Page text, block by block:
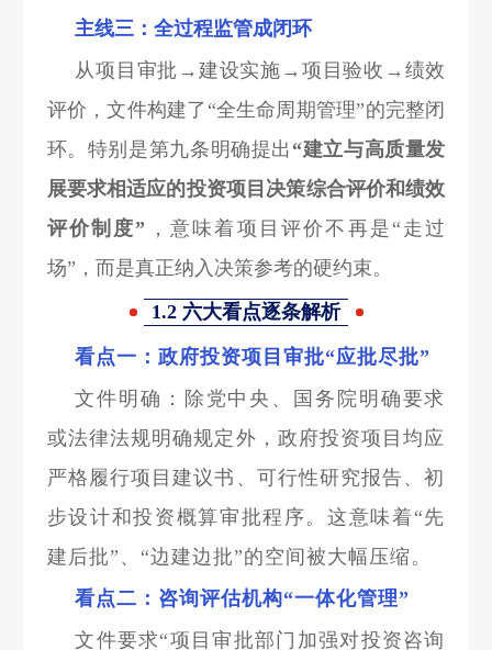
主线三：全过程监管成闭环
从项目审批→建设实施→项目验收→绩效
评价，文件构建了“全生命周期管理”的完整闭
环。特别是第九条明确提出 “建立与高质量发
展要求相适应的投资项目决策综合评价和绩效
评价制度” ，意味着项目评价不再是“走过
场”，而是真正纳入决策参考的硬约束。
1.2 六大看点逐条解析
看点一：政府投资项目审批“应批尽批”
文件明确：除党中央、国务院明确要求
或法律法规明确规定外，政府投资项目均应
严格履行项目建议书、可行性研究报告、初
步设计和投资概算审批程序。这意味着“先
建后批”、“边建边批”的空间被大幅压缩。
看点二：咨询评估机构“一体化管理”
文件要求“项目审批部门加强对投资咨询